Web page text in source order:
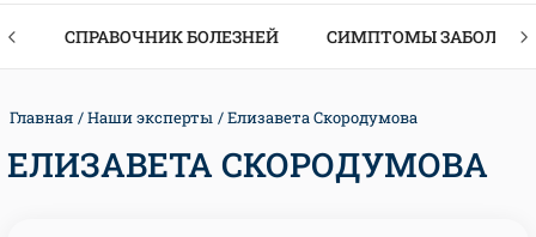
СПРАВОЧНИК БОЛЕЗНЕЙ СИМПТОМЫ
Главная Наши эксперты Елизавета Скородумова
ЕЛИЗАВЕТА СКОРОДУМОВА